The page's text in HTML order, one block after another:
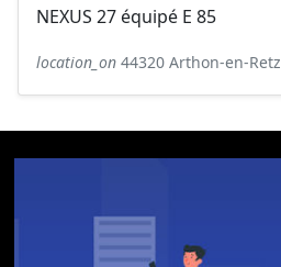
NEXUS 27 équipé E 85
location_on 44320 Arthon-en-Retz